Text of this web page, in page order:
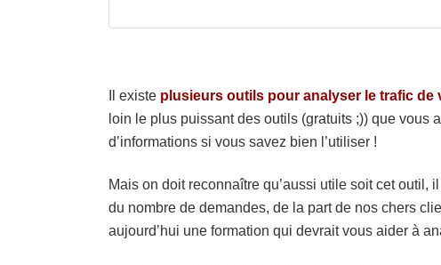
Il existe plusieurs outils pour analyser le trafic de
loin le plus puissant des outils (gratuits ;)) que vous
d’informations si vous savez bien l’utiliser !
Mais on doit reconnaître qu’aussi utile soit cet
du nombre de demandes, de la part de nos chers
aujourd’hui une formation qui devrait vous aider à